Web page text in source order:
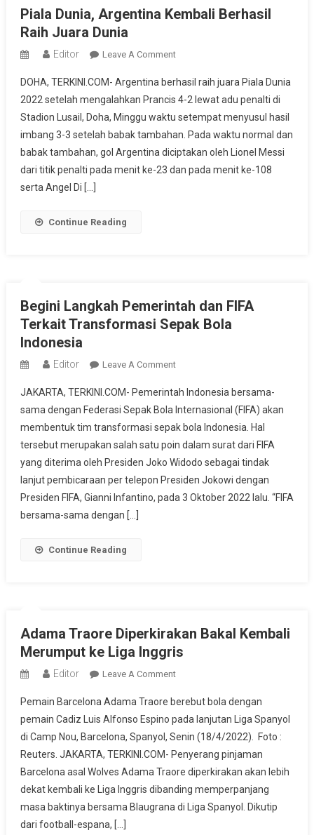
Piala Dunia, Argentina Kembali Berhasil
Raih Juara Dunia
Editor Leave A CommentOn
Dunia,
Argentina
Kembali
Berhasil
Raih
Juara
DOHA, TERKINI.COM- Argentina berhasil raih juara Piala Dunia
2022 setelah mengalahkan Prancis 4-2 lewat adu penalti di
Stadion Lusail, Doha, Minggu waktu setempat menyusul hasil
imbang 3-3 setelah babak tambahan. Pada waktu normal dan
babak tambahan, gol Argentina diciptakan oleh Lionel Messi
dari titik penalti pada menit ke-23 dan pada menit ke-108
serta Angel Di […]
Continue Reading
Begini Langkah Pemerintah dan FIFA
Terkait Transformasi Sepak Bola
Indonesia
Editor Leave A CommentOn
Langkah
Pemerintah
Dan
FIFA
Terkait
Transformasi
Sepak
JAKARTA, TERKINI.COM- Pemerintah Indonesia bersama-
sama dengan Federasi Sepak Bola Internasional (FIFA) akan
membentuk tim transformasi sepak bola Indonesia. Hal
tersebut merupakan salah satu poin dalam surat dari FIFA
yang diterima oleh Presiden Joko Widodo sebagai tindak
lanjut pembicaraan per telepon Presiden Jokowi dengan
Presiden FIFA, Gianni Infantino, pada 3 Oktober 2022 lalu. “FIFA
bersama-sama dengan […]
Continue Reading
Adama Traore Diperkirakan Bakal Kembali
Merumput ke Liga Inggris
Editor Leave A CommentOn
Traore
Diperkirakan
Bakal
Kembali
Merumput
Ke
Liga
Pemain Barcelona Adama Traore berebut bola dengan
pemain Cadiz Luis Alfonso Espino pada lanjutan Liga Spanyol
di Camp Nou, Barcelona, Spanyol, Senin (18/4/2022). Foto :
Reuters. JAKARTA, TERKINI.COM- Penyerang pinjaman
Barcelona asal Wolves Adama Traore diperkirakan akan lebih
dekat kembali ke Liga Inggris dibanding memperpanjang
masa baktinya bersama Blaugrana di Liga Spanyol. Dikutip
dari football-espana, […]